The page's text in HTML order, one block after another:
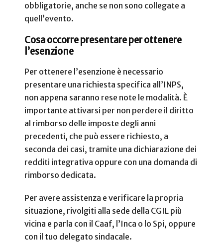
obbligatorie, anche se non sono collegate a
quell’evento.
Cosa occorre presentare per ottenere
l’esenzione
Per ottenere l’esenzione è necessario
presentare una richiesta specifica all’INPS,
non appena saranno rese note le modalità. È
importante attivarsi per non perdere il diritto
al rimborso delle imposte degli anni
precedenti, che può essere richiesto, a
seconda dei casi, tramite una dichiarazione dei
redditi integrativa oppure con una domanda di
rimborso dedicata.
Per avere assistenza e verificare la propria
situazione, rivolgiti alla sede della CGIL più
vicina e parla con il Caaf, l’Inca o lo Spi, oppure
con il tuo delegato sindacale.